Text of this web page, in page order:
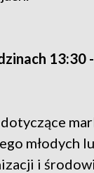
13:30
młodych
i